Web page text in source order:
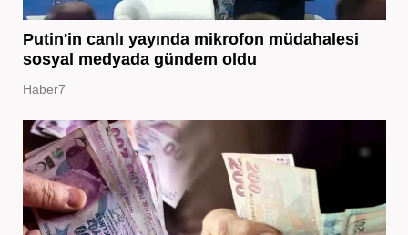
Putin'in canlı yayında mikrofon müdahalesi
sosyal medyada gündem oldu
Haber7